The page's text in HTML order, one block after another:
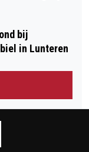
bij
in Lunteren